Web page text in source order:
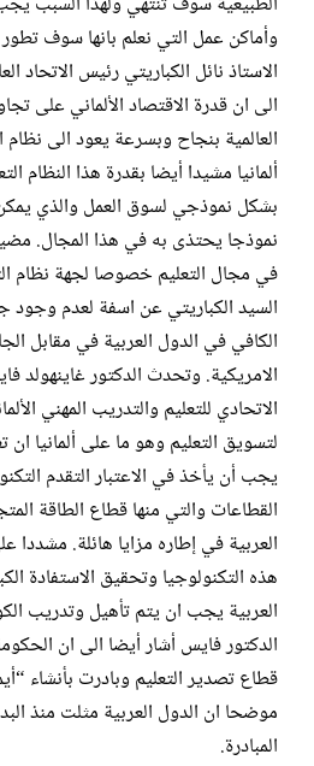
وأماكن عمل التي نعلم بانها سوف
الاستاذ نائل الكباريتي رئيس الاتحاد
الى ان قدرة الاقتصاد الألماني على
العالمية بنجاح وبسرعة يعود الى نظام
ألمانيا مشيدا أيضا بقدرة هذا النظام
بشكل نموذجي لسوق العمل والذي يمكن
نموذجا يحتذى به في هذا المجال.
في مجال التعليم خصوصا لجهة نظام
السيد الكباريتي عن اسفة لعدم وجود
الكافي في الدول العربية في مقابل
الامريكية. وتحدث الدكتور غاينهولد
الاتحادي للتعليم والتدريب المهني
لتسويق التعليم وهو ما على ألمانيا ان
يجب أن يأخذ في الاعتبار التقدم
القطاعات والتي منها قطاع الطاقة
العربية في إطاره مزايا هائلة.
هذه التكنولوجيا وتحقيق الاستفادة
العربية يجب ان يتم تأهيل وتدريب
الدكتور فايس أشار أيضا الى ان
قطاع تصدير التعليم وبادرت بأنشاء
موضحا ان الدول العربية مثلت منذ
المبادرة.